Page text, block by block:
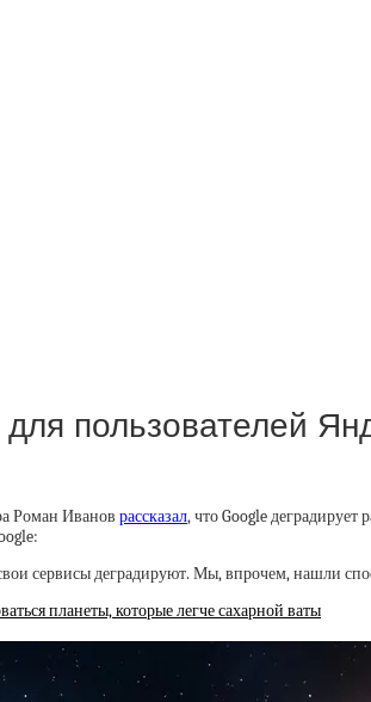
пользователей
Роман Иванов рассказал, что Google
сервисы деградируют. Мы, впрочем, нашли
планеты, которые легче сахарной ваты